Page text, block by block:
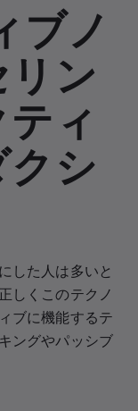
ブノ
ン
ィ
シ
した人は多いと
しくこのテクノ
ブに機能するテ
ングやパッシブ